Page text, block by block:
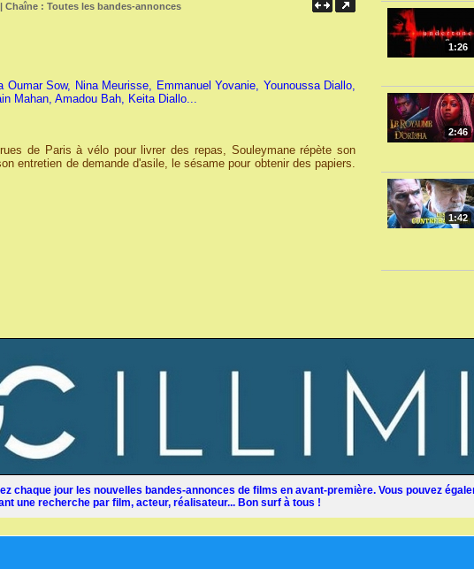
1:26
2:46
1:42
Chaîne : Toutes les bandes-annonces
Oumar Sow, Nina Meurisse, Emmanuel Yovanie, Younoussa Diallo,
Mahan, Amadou Bah, Keita Diallo...
de Paris à vélo pour livrer des repas, Souleymane répète son
entretien de demande d'asile, le sésame pour obtenir des papiers.
chaque jour les nouvelles bandes-annonces de films en avant-première. Vous pouvez
une recherche par film, acteur, réalisateur... Bon surf à tous !